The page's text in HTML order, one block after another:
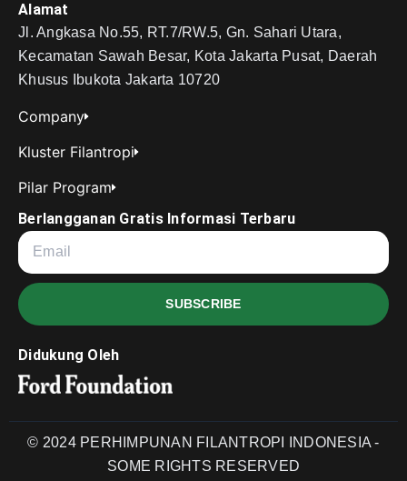
Alamat
Jl. Angkasa No.55, RT.7/RW.5, Gn. Sahari Utara,
Kecamatan Sawah Besar, Kota Jakarta Pusat, Daerah
Khusus Ibukota Jakarta 10720
Company
Kluster Filantropi
Pilar Program
Berlangganan Gratis Informasi Terbaru
SUBSCRIBE
Didukung Oleh
© 2024 PERHIMPUNAN FILANTROPI INDONESIA -
SOME RIGHTS RESERVED